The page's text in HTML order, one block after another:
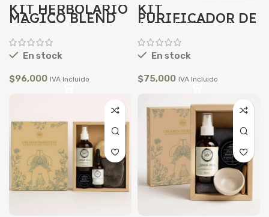
KIT HERBOLARIO
MAGICO BLEND
MINI 3
En stock
$96,000 IVA Incluido
KIT
PURIFICADOR DE
AIRE BOTELLA
PLANA Y ACEITE
DE EUCALLPTO 30
MLEn stock
$75,000 IVA Incluido